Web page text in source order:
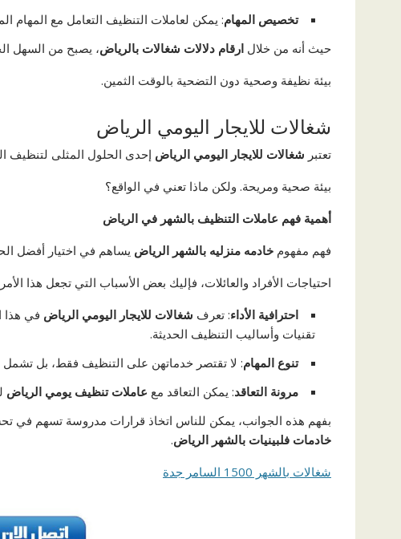
تخصيص المهام: يمكن لعاملات التنظيف التعامل مع المهام
حيث أنه من خلال ارقام دلالات شغالات بالرياض، يصبح من السهل
بيئة نظيفة وصحية دون التضحية بالوقت الثمين.
شغالات للايجار اليومي الرياض
تعتبر شغالات للايجار اليومي الرياض إحدى الحلول المثلى لتنظيف
بيئة صحية ومريحة. ولكن ماذا تعني في الواقع؟
أهمية فهم عاملات التنظيف بالشهر في الرياض
فهم مفهوم خادمه منزليه بالشهر الرياض يساهم في اختيار أفضل
احتياجات الأفراد والعائلات، فإليك بعض الأسباب التي تجعل هذا الأمر
احترافية الأداء: تعرف شغالات للايجار اليومي الرياض في هذا
تقنيات وأساليب التنظيف الحديثة.
تنوع المهام: لا تقتصر خدماتهن على التنظيف فقط، بل تشمل
مرونة التعاقد: يمكن التعاقد مع عاملات تنظيف يومي الرياض
بفهم هذه الجوانب، يمكن للناس اتخاذ قرارات مدروسة تسهم في
خادمات فلبينيات بالشهر الرياض.
شغالات بالشهر 1500 السامر جدة